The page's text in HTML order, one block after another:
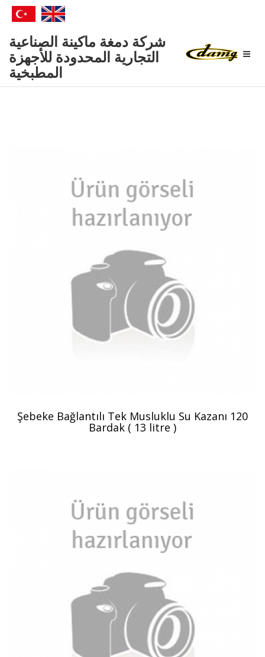
Damga
Makina
شركة دمغة ماكينة الصناعية
التجارية المحدودة للأجهزة
المطبخية
Şebeke Bağlantılı Tek Musluklu Su Kazanı 120
Bardak ( 13 litre )